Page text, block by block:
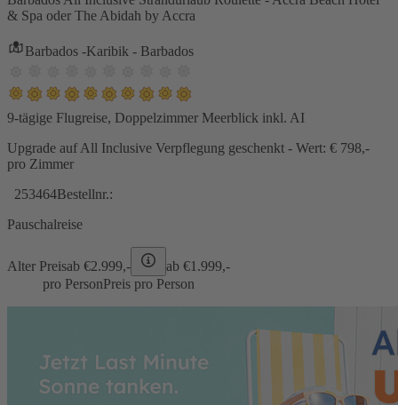
& Spa oder The Abidah by Accra
Barbados -Karibik - Barbados
9-tägige Flugreise, Doppelzimmer Meerblick inkl. AI
Upgrade auf All Inclusive Verpflegung geschenkt - Wert: € 798,-
pro Zimmer
253464Bestellnr.:
Pauschalreise
Alter Preisab €2.999,- ab €1.999,-
pro PersonPreis pro Person